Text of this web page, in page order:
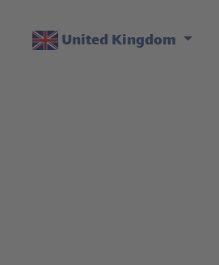
United Kingdom